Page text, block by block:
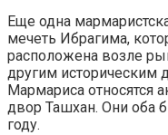
Еще одна
мечеть Ибрагима,
расположена возле
другим историческим
Мармариса относятся
двор Ташхан. Они оба
году.